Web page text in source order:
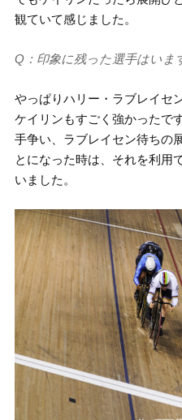
観ていて感じました。
Q：印象に残った選手はいま
やっぱりハリー・ラブレイセ
ケイリンもすごく強かったで
手争い、ラブレイセン待ちの
とになった時は、それを利
いました。